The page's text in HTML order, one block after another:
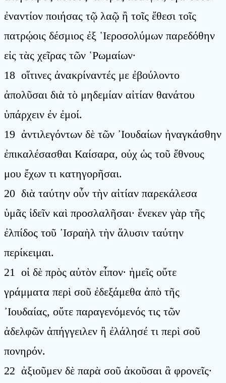
ἐναντίον ποιήσας τῷ λαῷ ἢ τοῖς ἔθεσι τοῖς
πατρῴοις δέσμιος ἐξ ῾Ιεροσολύμων παρεδόθην
εἰς τὰς χεῖρας τῶν ῾Ρωμαίων·
18 οἵτινες ἀνακρίναντές με ἐβούλοντο
ἀπολῦσαι διὰ τὸ μηδεμίαν αἰτίαν θανάτου
ὑπάρχειν ἐν ἐμοί.
19 ἀντιλεγόντων δὲ τῶν ᾿Ιουδαίων ἠναγκάσθην
ἐπικαλέσασθαι Καίσαρα, οὐχ ὡς τοῦ ἔθνους
μου ἔχων τι κατηγορῆσαι.
20 διὰ ταύτην οὖν τὴν αἰτίαν παρεκάλεσα
ὑμᾶς ἰδεῖν καὶ προσλαλῆσαι· ἕνεκεν γὰρ τῆς
ἐλπίδος τοῦ ᾿Ισραὴλ τὴν ἅλυσιν ταύτην
περίκειμαι.
21 οἱ δὲ πρὸς αὐτὸν εἶπον· ἡμεῖς οὔτε
γράμματα περὶ σοῦ ἐδεξάμεθα ἀπὸ τῆς
᾿Ιουδαίας, οὔτε παραγενόμενός τις τῶν
ἀδελφῶν ἀπήγγειλεν ἢ ἐλάλησέ τι περὶ σοῦ
πονηρόν.
22 ἀξιοῦμεν δὲ παρὰ σοῦ ἀκοῦσαι ἃ φρονεῖς·